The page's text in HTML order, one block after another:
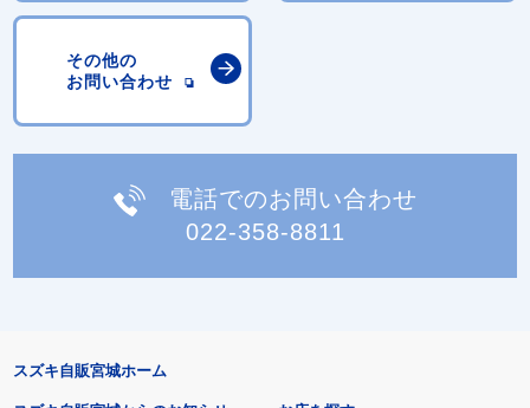
その他の
お問い合わせ
電話でのお問い合わせ
022-358-8811
スズキ自販宮城ホーム